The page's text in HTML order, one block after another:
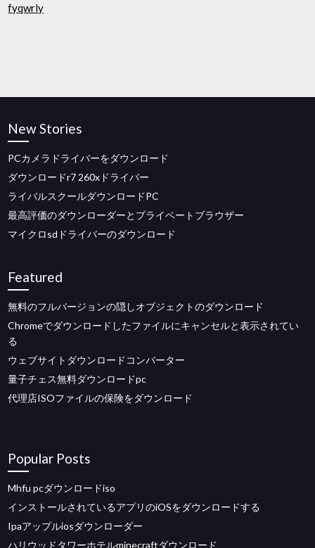
fyqwrly
New Stories
PCカメラドライバーをダウンロード
ダウンロードr7 260xドライバー
ライバルスクールダウンロードPC
最高評価のダウンローダーとプライベートブラウザー
マイクロsdドライバーのダウンロード
Featured
無料のフルバージョンの隠しオブジェクトのダウンロード
Chromeでダウンロードしたファイルにキャンセルと表示されてい
る
ウェブサイトダウンロードコンバーター
量子チェス無料ダウンロードpc
代理店ISOファイルの保険をダウンロード
Popular Posts
Mhfu pcダウンロードiso
インストールされているアプリのiOSをダウンロードする
Ipaアップルiosダウンローダー
ハリウッドタワーホテルminecraftダウンロード